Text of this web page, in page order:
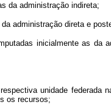
da administração indireta;
direta e
inicialmente as da
unidade federada
os recursos;